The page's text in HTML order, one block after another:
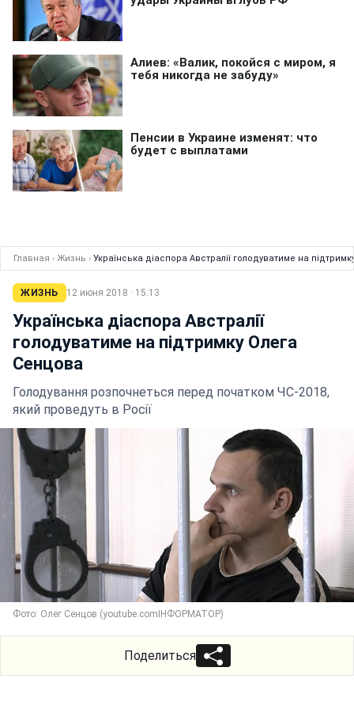
Главная › Жизнь › Українська діаспора Австралії голодуватиме на
ЖИЗНЬ 12 июня 2018 · 15:13
Українська діаспора Австралії
голодуватиме на підтримку Олега
Сенцова
Голодування розпочнеться перед початком ЧС-2018,
який проведуть в Росії
Фото: Олег Сенцов (youtube.comІНФОРМАТОР)
Поделиться